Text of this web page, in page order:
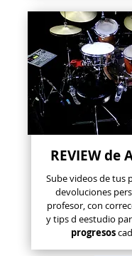
REVIEW de
Sube videos de tus
devoluciones
profesor, con
y tips d eestudio
progresos